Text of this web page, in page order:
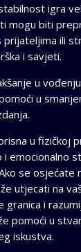
igra
mogu biti
ili
i savjeti.
u
u
u fizičkoj
i emocionalno
se osjećate
utjecati na
granica i
pomoći u
iskustva.